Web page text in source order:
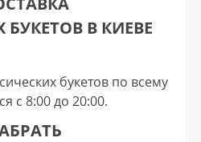
В КИЕВЕ
букетов по всему
с 8:00 до 20:00.